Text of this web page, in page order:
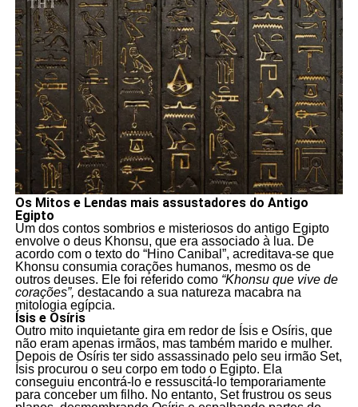
Os Mitos e Lendas mais assustadores do Antigo
Egipto
Um dos contos sombrios e misteriosos do antigo Egipto
envolve o deus Khonsu, que era associado à lua. De
acordo com o texto do “Hino Canibal”, acreditava-se que
Khonsu consumia corações humanos, mesmo os de
outros deuses. Ele foi referido como“Khonsu que vive de
corações”, destacando a sua natureza macabra na
mitologia egípcia.
Ísis e Osíris
Outro mito inquietante gira em redor de Ísis e Osíris, que
não eram apenas irmãos, mas também marido e mulher.
Depois de Osíris ter sido assassinado pelo seu irmão Set,
Ísis procurou o seu corpo em todo o Egipto. Ela
conseguiu encontrá-lo e ressuscitá-lo temporariamente
para conceber um filho. No entanto, Set frustrou os seus